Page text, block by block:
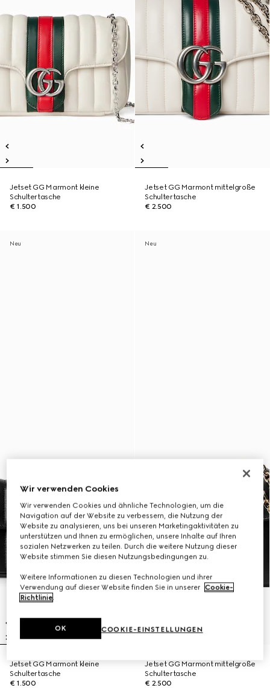
Jetset GG Marmont kleine
Schultertasche
€ 1.500
Jetset GG Marmont mittelgroße
Schultertasche
€ 2.500
Neu
Jetset GG Marmont kleine
Schultertasche
€ 1.500
Neu
Jetset GG Marmont mittelgroße
Schultertasche
€ 2.500
Wir verwenden Cookies
Wir verwenden Cookies und ähnliche Technologien, um die
Navigation auf der Website zu verbessern, die Nutzung der
Website zu analysieren, uns bei unseren Marketingaktivitäten zu
unterstützen und Ihnen zu ermöglichen, unsere Inhalte auf Ihren
sozialen Netzwerken zu teilen. Durch die weitere Nutzung dieser
Website stimmen Sie diesen Nutzungsbedingungen zu.
Weitere Informationen zu diesen Technologien und ihrer
Verwendung auf dieser Website finden Sie in unserer Cookie-
Richtlinie.
COOKIE-EINSTELLUNGEN
OK